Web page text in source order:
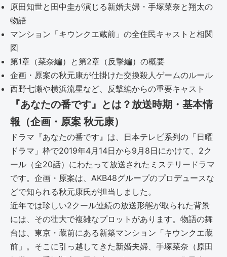
原田知世と田中圭が演じる新婚夫婦・手塚菜奈と翔太の
物語
マンション「キウンクエ蔵前」の全住民キャストと相関
図
第1章（菜奈編）と第2章（反撃編）の概要
企画・原案の秋元康が仕掛けた交換殺人ゲームのルール
西野七瀬や横浜流星など、反撃編からの重要キャスト
『あなたの番です』とは？放送時期・基本情
報（企画・原案 秋元康）
ドラマ『あなたの番です』は、日本テレビ系列の「日曜
ドラマ」枠で2019年4月14日から9月8日にかけて、2ク
ール（全20話）にわたって放送されたミステリードラマ
です。企画・原案は、AKB48グループのプロデュースな
どで知られる秋元康氏が担当しました。
近年では珍しい2クール連続の放送形態が取られた背景
には、その壮大で複雑なプロットがあります。物語の舞
台は、東京・蔵前にある新築マンション「キウンクエ蔵
前」。そこに引っ越してきた新婚夫婦、手塚菜奈（原田